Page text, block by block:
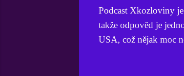
Podcast Xkozloviny je
takže odpověd je
USA, což nějak moc